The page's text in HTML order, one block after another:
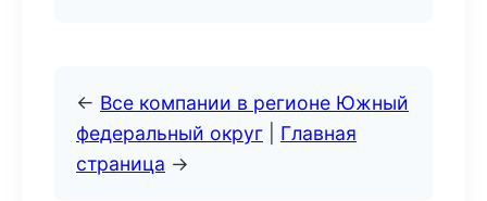
← Все компании в регионе Южный
федеральный округ
Главная
страница →